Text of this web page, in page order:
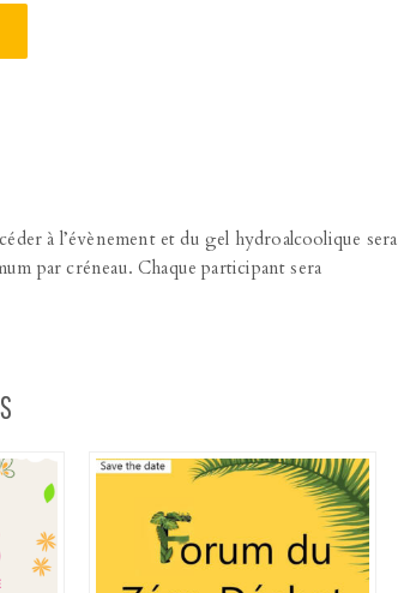
à l’évènement et du gel hydroalcoolique sera
par créneau. Chaque participant sera